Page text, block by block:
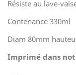
Résiste au lave-
Contenance 330ml
Diam 80mm
Imprimé dans